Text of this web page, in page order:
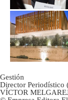
Gestión
Director Periodístico
VÍCTOR